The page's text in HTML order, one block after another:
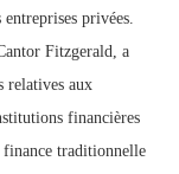
privées.
Fitzgerald, a
relatives aux
financières
finance traditionnelle